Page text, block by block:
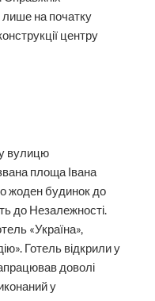
на початку
центру
вулицю
площа Івана
жоден будинок до
до Незалежності.
«Україна»,
Готель відкрили у
доволі
у